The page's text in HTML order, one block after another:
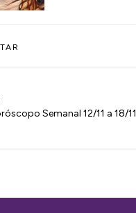
Semanal 12/11 a 18/11